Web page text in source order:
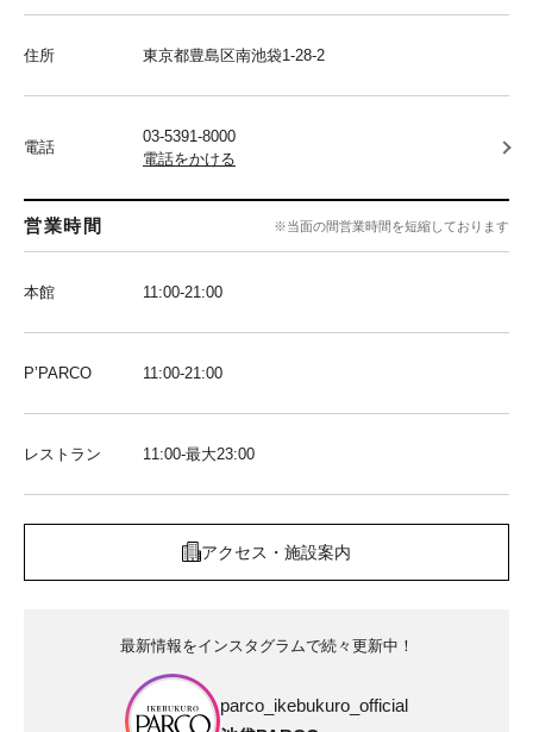
住所 東京都豊島区南池袋1-28-2
電話
03-5391-8000
電話をかける
営業時間 ※当面の間営業時間を短縮しております
本館 11:00-21:00
P’PARCO 11:00-21:00
レストラン 11:00-最大23:00
アクセス・施設案内
最新情報をインスタグラムで続々更新中！
parco_ikebukuro_official